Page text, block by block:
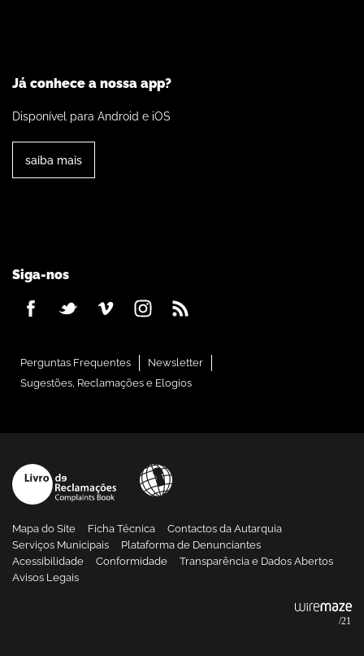
Já conhece a nossa app?
Disponível para Android e iOS
saiba mais
Siga-nos
Perguntas Frequentes
Newsletter
Sugestões, Reclamações e Elogios
Mapa do Site Ficha Técnica
Contactos da Autarquia
Serviços Municipais
Plataforma de Denunciantes
Acessibilidade
Conformidade
Transparência e Dados Abertos
Avisos Legais